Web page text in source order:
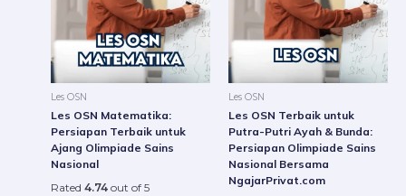
Les OSN
Les OSN Matematika:
Persiapan Terbaik untuk
Ajang Olimpiade Sains
Nasional
Rated 4.74 out of 5
variants.
The
options
may
chosen
product
Les OSN
Les OSN Terbaik untuk
Putra-Putri Ayah & Bunda:
Persiapan Olimpiade Sains
Nasional Bersama
NgajarPrivat.com
The
may
the